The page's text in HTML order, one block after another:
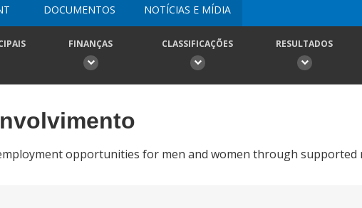
DOCUMENTOS NOTÍCIAS E MÍDIA
FINANÇAS CLASSIFICAÇÕES RESULTADOS
opportunities for men and women through supported